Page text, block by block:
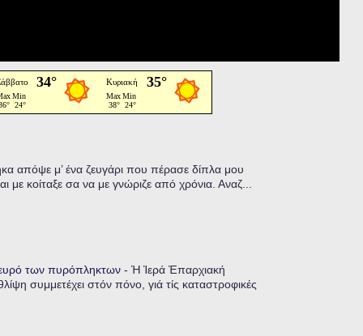
απόψε μ’ ένα ζευγάρι που πέρασε δίπλα μου
με κοίταξε σα να με γνώριζε από χρόνια. Αναζ...
των πυρόπληκτων - Ἡ Ἱερά Ἐπαρχιακή
συμμετέχει στόν πόνο, γιά τίς καταστροφικές